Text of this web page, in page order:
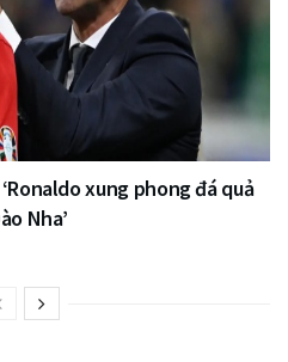
xung phong đá quả
Nha’